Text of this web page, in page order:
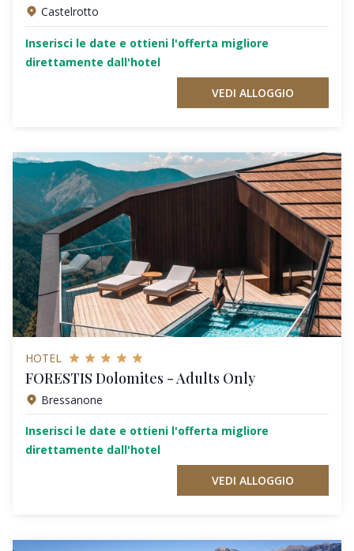
Castelrotto
Inserisci le date e ottieni l'offerta migliore
direttamente dall'hotel
VEDI ALLOGGIO
HOTEL
FORESTIS Dolomites - Adults Only
Bressanone
Inserisci le date e ottieni l'offerta migliore
direttamente dall'hotel
VEDI ALLOGGIO